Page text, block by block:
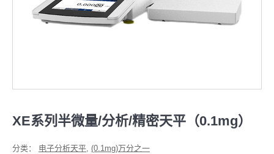
XE系列半微量/分析/精密天平（0.1mg）
分类： 电子分析天平, (0.1mg)万分之一